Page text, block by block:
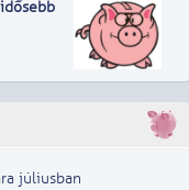
júliusban